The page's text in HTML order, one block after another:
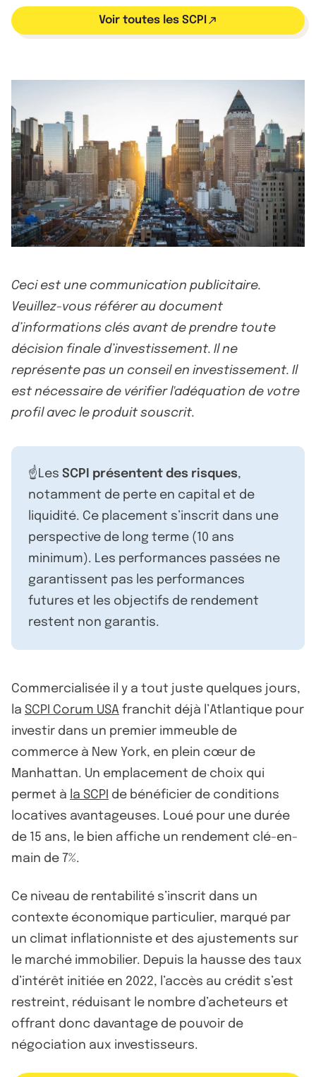
Voir toutes les SCPI
Ceci est une communication publicitaire.
Veuillez-vous référer au document
d’informations clés avant de prendre toute
décision finale d’investissement. Il ne
représente pas un conseil en investissement. Il
est nécessaire de vérifier l'adéquation de votre
profil avec le produit souscrit.
☝️Les SCPI présentent des risques,
notamment de perte en capital et de
liquidité. Ce placement s’inscrit dans une
perspective de long terme (10 ans
minimum). Les performances passées ne
garantissent pas les performances
futures et les objectifs de rendement
restent non garantis.
Commercialisée il y a tout juste quelques jours,
la SCPI Corum USA franchit déjà l’Atlantique pour
investir dans un premier immeuble de
commerce à New York, en plein cœur de
Manhattan. Un emplacement de choix qui
permet à la SCPI de bénéficier de conditions
locatives avantageuses. Loué pour une durée
de 15 ans, le bien affiche un rendement clé-en-
main de 7%.
Ce niveau de rentabilité s’inscrit dans un
contexte économique particulier, marqué par
un climat inflationniste et des ajustements sur
le marché immobilier. Depuis la hausse des taux
d’intérêt initiée en 2022, l’accès au crédit s’est
restreint, réduisant le nombre d’acheteurs et
offrant donc davantage de pouvoir de
négociation aux investisseurs.